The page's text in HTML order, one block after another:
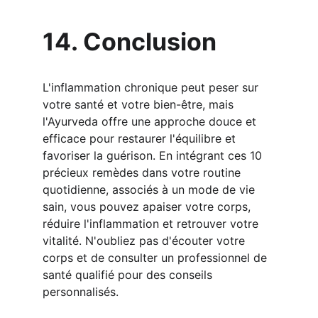
14. Conclusion
L'inflammation chronique peut peser sur
votre santé et votre bien-être, mais
l'Ayurveda offre une approche douce et
efficace pour restaurer l'équilibre et
favoriser la guérison. En intégrant ces 10
précieux remèdes dans votre routine
quotidienne, associés à un mode de vie
sain, vous pouvez apaiser votre corps,
réduire l'inflammation et retrouver votre
vitalité. N'oubliez pas d'écouter votre
corps et de consulter un professionnel de
santé qualifié pour des conseils
personnalisés.